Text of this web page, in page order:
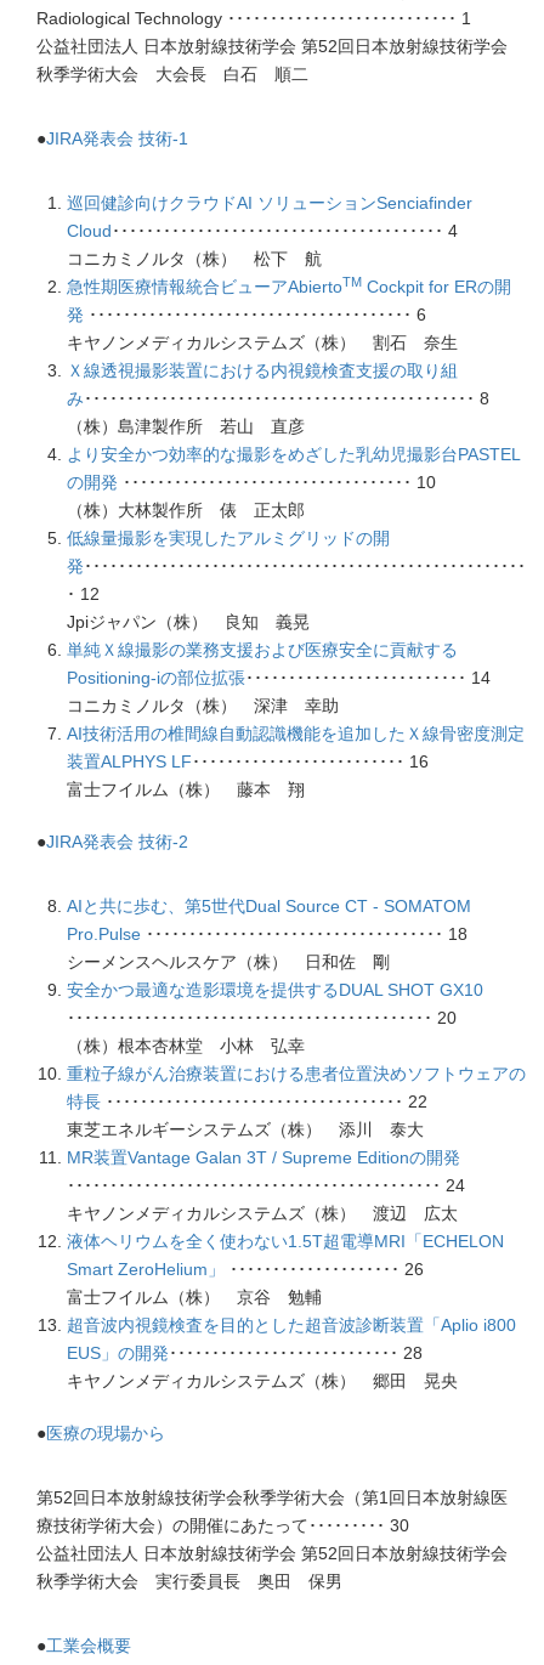
Radiological Technology ･･･････････････････････････ 1
公益社団法人 日本放射線技術学会 第52回日本放射線技術学会
秋季学術大会 大会長 白石 順二
●JIRA発表会 技術-1
巡回健診向けクラウドAI ソリューションSenciafinder
Cloud･･･････････････････････････････････････ 4
コニカミノルタ（株） 松下 航
急性期医療情報統合ビューアAbiertoTM Cockpit for ERの開
発 ･･････････････････････････････････････ 6
キヤノンメディカルシステムズ（株） 割石 奈生
Ｘ線透視撮影装置における内視鏡検査支援の取り組
み･･････････････････････････････････････････････ 8
（株）島津製作所 若山 直彦
より安全かつ効率的な撮影をめざした乳幼児撮影台PASTEL
の開発 ･･････････････････････････････････ 10
（株）大林製作所 俵 正太郎
低線量撮影を実現したアルミグリッドの開
発････････････････････････････････････････････････････
･ 12
Jpiジャパン（株） 良知 義晃
単純Ｘ線撮影の業務支援および医療安全に貢献する
Positioning-iの部位拡張･･････････････････････････ 14
コニカミノルタ（株） 深津 幸助
AI技術活用の椎間線自動認識機能を追加したＸ線骨密度測定
装置ALPHYS LF･････････････････････････ 16
富士フイルム（株） 藤本 翔
●JIRA発表会 技術-2
AIと共に歩む、第5世代Dual Source CT - SOMATOM
Pro.Pulse ･･･････････････････････････････････ 18
シーメンスヘルスケア（株） 日和佐 剛
安全かつ最適な造影環境を提供するDUAL SHOT GX10
･･･････････････････････････････････････････ 20
（株）根本杏林堂 小林 弘幸
重粒子線がん治療装置における患者位置決めソフトウェアの
特長 ･･･････････････････････････････････ 22
東芝エネルギーシステムズ（株） 添川 泰大
MR装置Vantage Galan 3T / Supreme Editionの開発
････････････････････････････････････････････ 24
キヤノンメディカルシステムズ（株） 渡辺 広太
液体ヘリウムを全く使わない1.5T超電導MRI「ECHELON
Smart ZeroHelium」
････････････････････ 26
富士フイルム（株） 京谷 勉輔
超音波内視鏡検査を目的とした超音波診断装置「Aplio i800
EUS」の開発･･･････････････････････････ 28
キヤノンメディカルシステムズ（株） 郷田 晃央
●医療の現場から
第52回日本放射線技術学会秋季学術大会（第1回日本放射線医
療技術学術大会）の開催にあたって･････････ 30
公益社団法人 日本放射線技術学会 第52回日本放射線技術学会
秋季学術大会 実行委員長 奥田 保男
●工業会概要